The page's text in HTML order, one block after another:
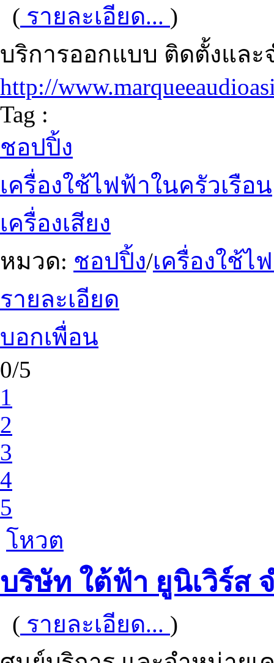
( รายละเอียด... )
บริการออกแบบ ติดตั้งและ
http://
Tag :
ชอปปิ้ง
เครื่องใช้ไฟฟ้าในครัวเรือน
เครื่องเสียง
หมวด: ชอปปิ้ง/เครื่องใช้ไ
รายละเอียด
บอกเพื่อน
0/5
1
2
3
4
5
โหวต
บริษัท ใต้ฟ้า ยูนิเวิร์ส
( รายละเอียด... )